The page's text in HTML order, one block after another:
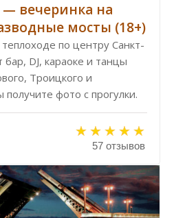
— вечеринка на
мосты (18+)
по центру Санкт-
DJ, караоке и танцы
Троицкого и
фото с прогулки.
57 отзывов